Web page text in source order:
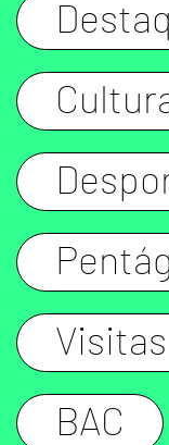
Visitas
BAC